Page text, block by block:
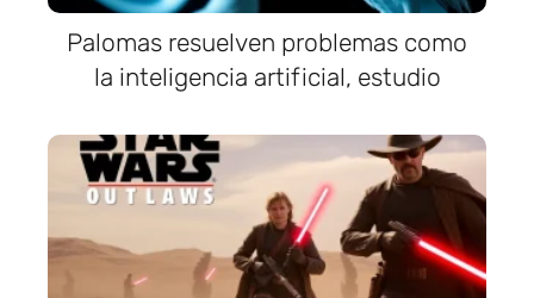
Palomas resuelven problemas como
la inteligencia artificial, estudio